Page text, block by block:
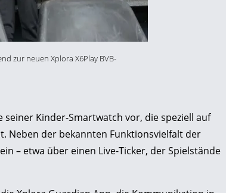
zur neuen Xplora X6Play BVB-
seiner Kinder-Smartwatch vor, die speziell auf
Neben der bekannten Funktionsvielfalt der
– etwa über einen Live-Ticker, der Spielstände